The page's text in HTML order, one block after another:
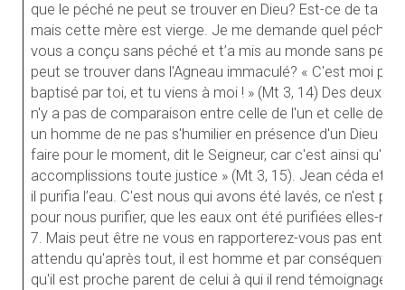
que le péché ne peut se trouver en Dieu? Est-ce de ta
mais cette mère est vierge. Je me demande quel péché
vous a conçu sans péché et t’a mis au monde sans
peut se trouver dans l'Agneau immaculé? « C'est moi
baptisé par toi, et tu viens à moi ! » (Mt 3, 14) Des deux
n'y a pas de comparaison entre celle de l'un et celle de
un homme de ne pas s'humilier en présence d'un Dieu
faire pour le moment, dit le Seigneur, car c'est ainsi qu'il
accomplissions toute justice » (Mt 3, 15). Jean céda et
il purifia l’eau. C'est nous qui avons été lavés, ce n'est
pour nous purifier, que les eaux ont été purifiées elles-
7. Mais peut être ne vous en rapporterez-vous pas
attendu qu'après tout, il est homme et par conséquent
qu'il est proche parent de celui à qui il rend témoignage.